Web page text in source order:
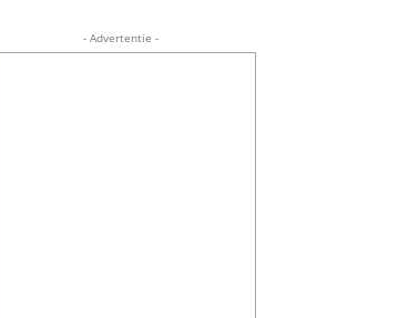
- Advertentie -